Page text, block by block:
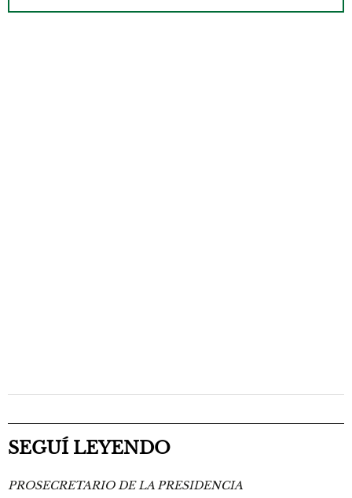
SEGUÍ LEYENDO
PROSECRETARIO DE LA PRESIDENCIA